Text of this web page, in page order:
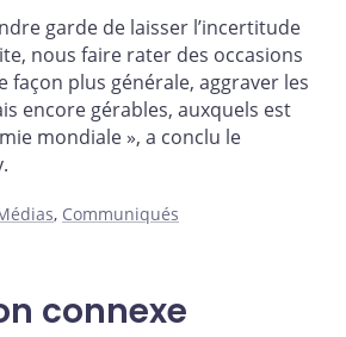
garde de laisser l’incertitude
nous faire rater des occasions
façon plus générale, aggraver les
encore gérables, auxquels est
mondiale », a conclu le
, Communiqués
connexe